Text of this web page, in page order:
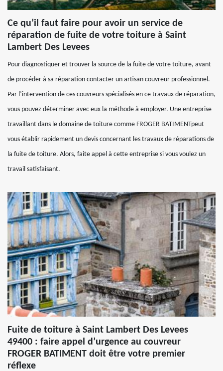
Ce qu’il faut faire pour avoir un service de
réparation de fuite de votre toiture à Saint
Lambert Des Levees
Pour diagnostiquer et trouver la source de la fuite de votre toiture, avant
de procéder à sa réparation contacter un artisan couvreur professionnel.
Par l’intervention de ces couvreurs spécialisés en ce travaux de réparation,
vous pouvez déterminer avec eux la méthode à employer. Une entreprise
travaillant dans le domaine de toiture comme FROGER BATIMENTpeut
vous établir rapidement un devis concernant les travaux de réparations de
la fuite de toiture. Alors, faite appel à cette entreprise si vous voulez un
travail satisfaisant.
Fuite de toiture à Saint Lambert Des Levees
49400 : faire appel d’urgence au couvreur
FROGER BATIMENT doit être votre premier
réflexe